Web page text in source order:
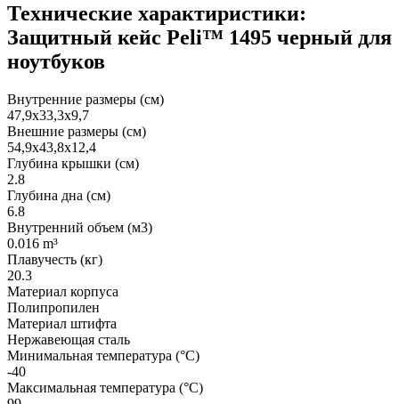
Технические характиристики:
Защитный кейс Peli™ 1495 черный для
ноутбуков
Внутренние размеры (см)
47,9x33,3x9,7
Внешние размеры (см)
54,9x43,8x12,4
Глубина крышки (см)
2.8
Глубина дна (см)
6.8
Внутренний объем (м3)
0.016 m³
Плавучесть (кг)
20.3
Материал корпуса
Полипропилен
Материал штифта
Нержавеющая сталь
Минимальная температура (°C)
-40
Максимальная температура (°C)